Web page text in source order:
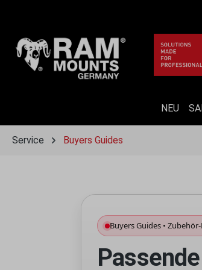
NEU
Service Buyers Guides
Buyers Guides •